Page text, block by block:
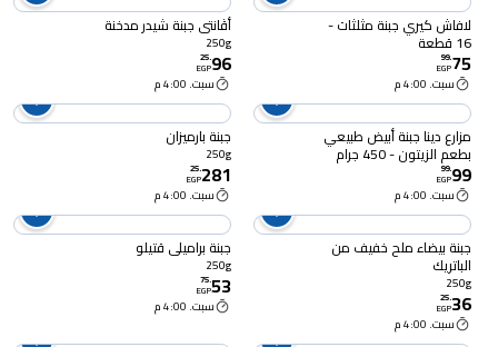
لافاش كيري جبنة مثلثات -
16 قطعة
75
.
99
EGP
سبت. 4:00 م
أڤانتي جبنة شيدر مدخنة
250g
96
.
25
EGP
سبت. 4:00 م
مزارع دينا جبنة أبيض طبيعي
بطعم الزيتون - 450 جرام
99
.
99
EGP
سبت. 4:00 م
جبنة بارميزان
250g
281
.
25
EGP
سبت. 4:00 م
جبنة بيضاء ملح خفيف من
الباتريك
250g
36
.
25
EGP
سبت. 4:00 م
جبنة براميلي قتيلو
250g
53
.
75
EGP
سبت. 4:00 م